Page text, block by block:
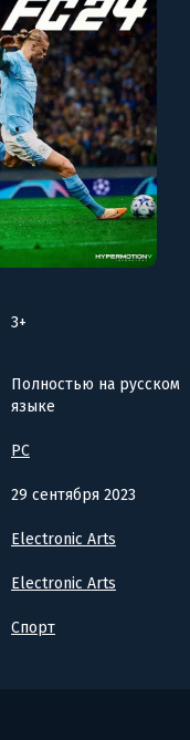
3+
Полностью на русском
языке
PC
29 сентября 2023
Electronic Arts
Electronic Arts
Спорт